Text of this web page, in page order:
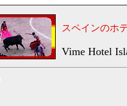
スペインのホ
Vime Hotel